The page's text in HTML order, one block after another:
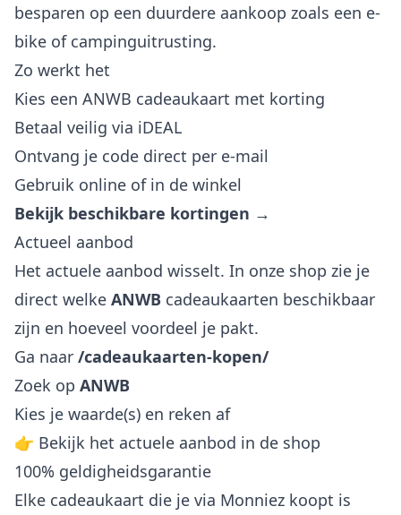
besparen op een duurdere aankoop zoals een e-
bike of campinguitrusting.
Zo werkt het
Kies een ANWB cadeaukaart met korting
Betaal veilig via iDEAL
Ontvang je code direct per e-mail
Gebruik online of in de winkel
Bekijk beschikbare kortingen →
Actueel aanbod
Het actuele aanbod wisselt. In onze shop zie je
direct welke ANWB cadeaukaarten beschikbaar
zijn en hoeveel voordeel je pakt.
Ga naar /cadeaukaarten-kopen/
Zoek op ANWB
Kies je waarde(s) en reken af
👉 Bekijk het actuele aanbod in de shop
100% geldigheidsgarantie
Elke cadeaukaart die je via Monniez koopt is